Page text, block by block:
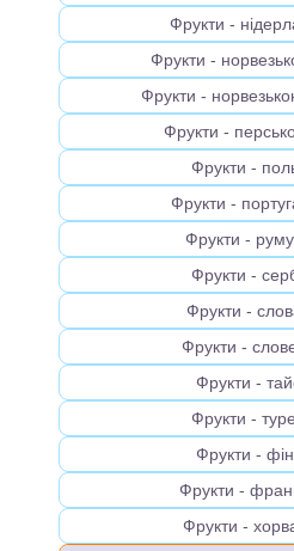
Фрукти -
Фрукти -
Фрукти -
Фрукти -
Фрукти -
Фрукти -
Фрукти -
Фрукти -
Фрукти -
Фрукти -
Фрукти -
Фрукти -
Фрукти -
Фрукти -
Фрукти -